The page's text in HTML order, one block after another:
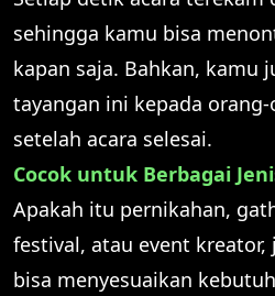
sehingga kamu bisa
kapan saja. Bahkan, kamu
tayangan ini kepada
setelah acara selesai.
Cocok untuk Berbagai
Apakah itu pernikahan,
festival, atau event
bisa menyesuaikan